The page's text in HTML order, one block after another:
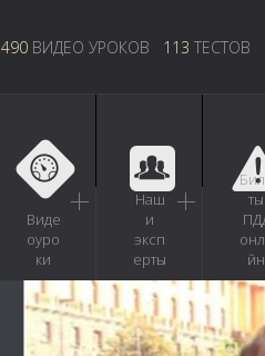
490 ВИДЕО УРОКОВ 113 ТЕСТОВ
Виде
оуро
ки
Наш
и
эксп
ерты
ты
йн